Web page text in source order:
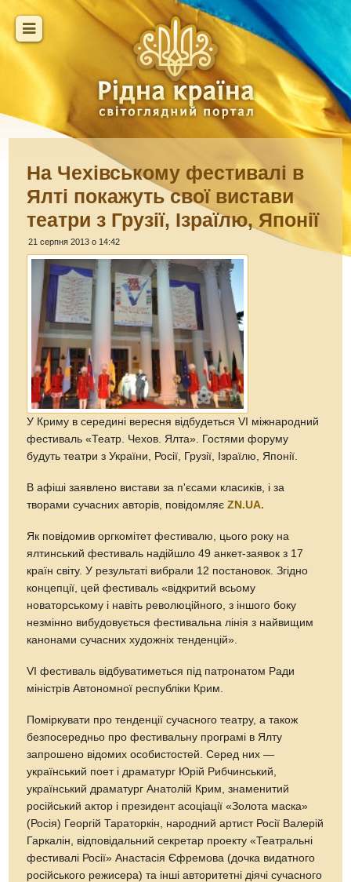
На Чехівському фестивалі в
Ялті покажуть свої вистави
театри з Грузії, Ізраїлю, Японії
21 серпня 2013 о 14:42
У Криму в середині вересня відбудеться VI міжнародний
фестиваль «Театр. Чехов. Ялта». Гостями форуму
будуть театри з України, Росії, Грузії, Ізраїлю, Японії.
В афіші заявлено вистави за п'єсами класиків, і за
творами сучасних авторів, повідомляєZN.UA.
Як повідомив оргкомітет фестивалю, цього року на
ялтинський фестиваль надійшло 49 анкет-заявок з 17
країн світу. У результаті вибрали 12 постановок. Згідно
концепції, цей фестиваль «відкритий всьому
новаторському і навіть революційного, з іншого боку
незмінно вибудовується фестивальна лінія з найвищим
канонами сучасних художніх тенденцій».
VI фестиваль відбуватиметься під патронатом Ради
міністрів Автономної республіки Крим.
Поміркувати про тенденції сучасного театру, а також
безпосередньо про фестивальну програмі в Ялту
запрошено відомих особистостей. Серед них —
український поет і драматург Юрій Рибчинський,
український драматург Анатолій Крим, знаменитий
російський актор і президент асоціації «Золота маска»
(Росія) Георгій Тараторкін, народний артист Росії Валерій
Гаркалін, відповідальний секретар проекту «Театральні
фестивалі Росії» Анастасія Єфремова (дочка видатного
російського режисера) та інші авторитетні діячі сучасного